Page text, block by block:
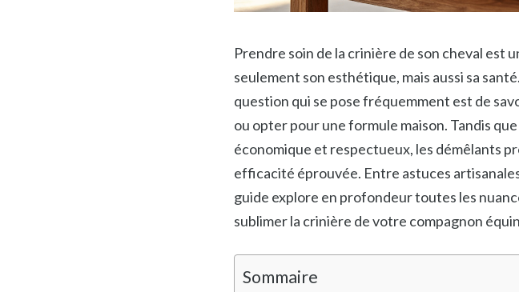
Prendre soin de la crinière de son cheval est
seulement son esthétique, mais aussi sa
question qui se pose fréquemment est de
ou opter pour une formule maison. Tandis
économique et respectueux, les démêlants
efficacité éprouvée. Entre astuces
guide explore en profondeur toutes les
sublimer la crinière de votre compagnon
Sommaire